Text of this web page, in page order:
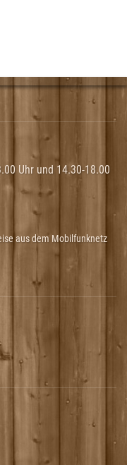
Uhr und 14.30-18.00
aus dem Mobilfunknetz